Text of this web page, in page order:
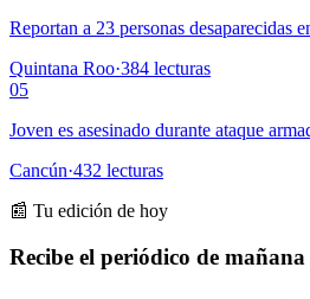
Reportan a 23 personas desaparecidas
Quintana Roo·384 lecturas
05
Joven es asesinado durante ataque
Cancún·432 lecturas
📰 Tu edición de hoy
Recibe el periódico de